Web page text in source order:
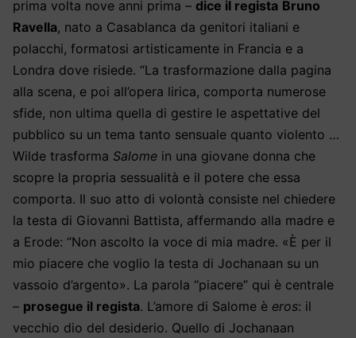
prima volta nove anni prima – dice il regista Bruno
Ravella, nato a Casablanca da genitori italiani e
polacchi, formatosi artisticamente in Francia e a
Londra dove risiede. “La trasformazione dalla pagina
alla scena, e poi all’opera lirica, comporta numerose
sfide, non ultima quella di gestire le aspettative del
pubblico su un tema tanto sensuale quanto violento …
Wilde trasforma Salome in una giovane donna che
scopre la propria sessualità e il potere che essa
comporta. Il suo atto di volontà consiste nel chiedere
la testa di Giovanni Battista, affermando alla madre e
a Erode: “Non ascolto la voce di mia madre. «È per il
mio piacere che voglio la testa di Jochanaan su un
vassoio d’argento». La parola “piacere” qui è centrale
– prosegue il regista. L’amore di Salome è eros: il
vecchio dio del desiderio. Quello di Jochanaan